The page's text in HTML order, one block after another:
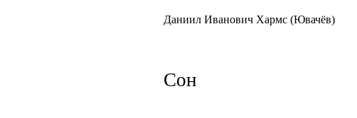
Даниил Иванович Хармс (Ювачёв)
Сон